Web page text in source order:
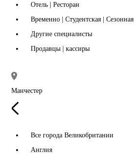
Отель | Ресторан
Временно | Студентская | Сезонная
Другие специалисты
Продавцы | кассиры
Манчестер
Все города Великобритании
Англия